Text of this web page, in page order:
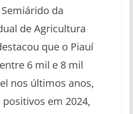
da
de Agricultura
que o Piauí
6 mil e 8 mil
nos últimos anos,
em 2024,